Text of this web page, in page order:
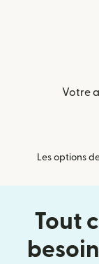
Votre
Les options
Tout